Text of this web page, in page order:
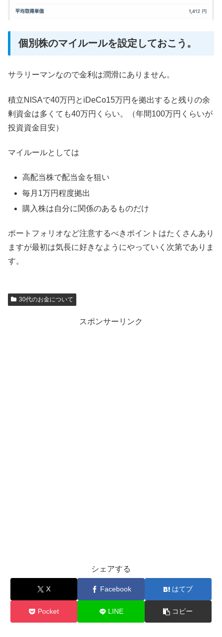
個別株のマイルールを設定しておこう。
サラリーマンなので金利は潤滑にありません。
積立NISAで40万円とiDeCo15万円を拠出すると残りの余
剰資金は多くても40万円くらい。（年間100万円くらいが
投資資金目安）
マイルールとしては
高配当株で配当金を狙い
毎月1万円程度拠出
購入株は自分に関係のあるものだけ
ポートフォリオなど注意するべきポイントはたくさんあり
ますが最初は気長に好きなようにやっていく次第でありま
す。
30代のお金について
スポンサーリンク
シェアする
X Facebook はてブ
Pocket LINE コピー